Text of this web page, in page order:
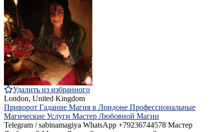
Удалить из избранного
London, United Kingdom
Приворот Гадание Магия в Лондоне Профессиональные
Магические Услуги Мастер Любовной Магии
Telegram / sabinamagiya WhatsApp +79236744578 Мастер